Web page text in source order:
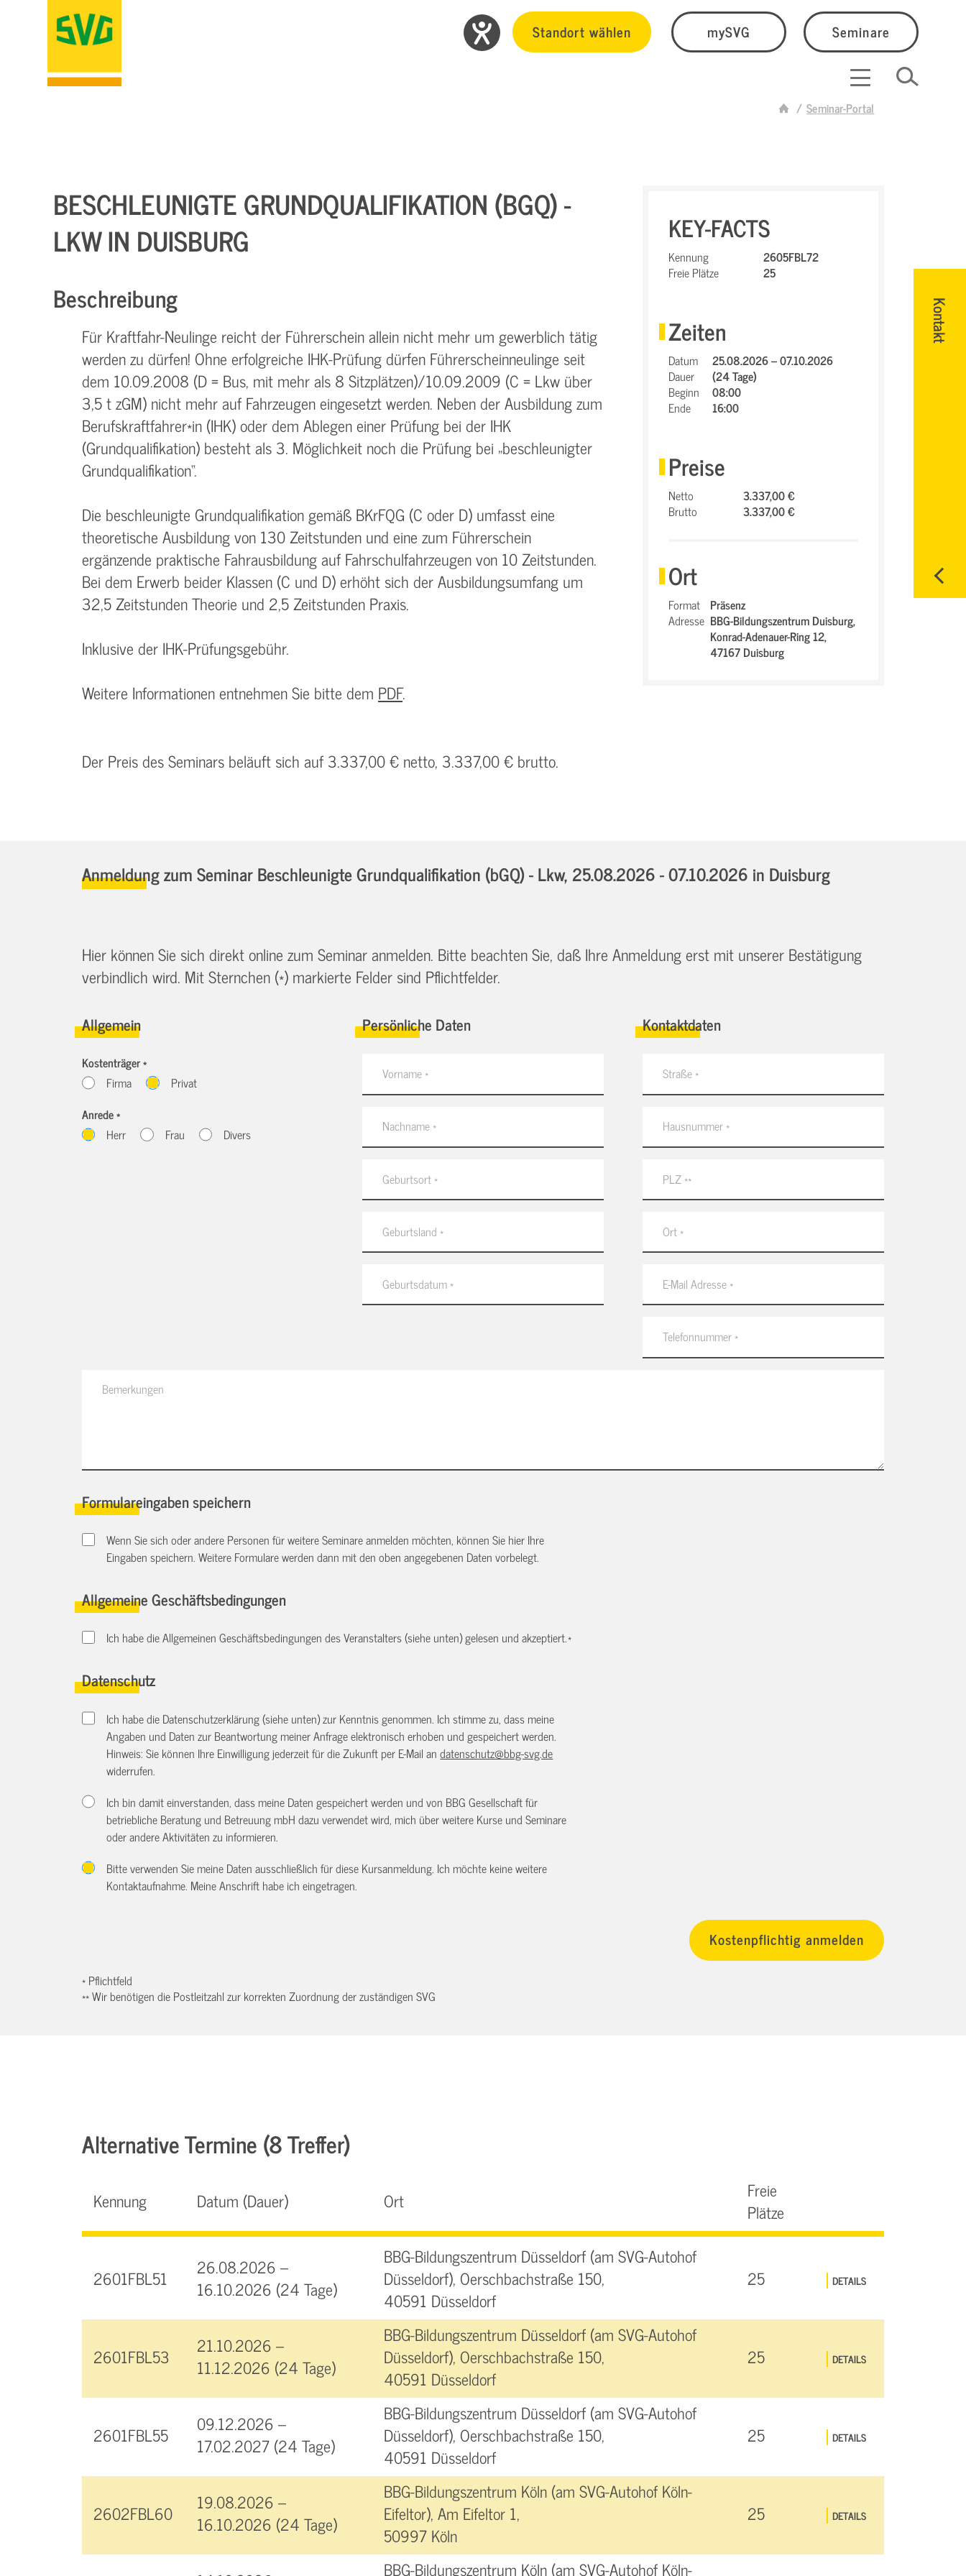
Standort wählen mySVG Seminare
Seminar-Portal
Kontakt
BESCHLEUNIGTE GRUNDQUALIFIKATION (BGQ) -
LKW IN DUISBURG
Beschreibung
Für Kraftfahr-Neulinge reicht der Führerschein allein nicht mehr um gewerblich tätig
werden zu dürfen! Ohne erfolgreiche IHK-Prüfung dürfen Führerscheinneulinge seit
dem 10.09.2008 (D = Bus, mit mehr als 8 Sitzplätzen)/10.09.2009 (C = Lkw über
3,5 t zGM) nicht mehr auf Fahrzeugen eingesetzt werden. Neben der Ausbildung zum
Berufskraftfahrer*in (IHK) oder dem Ablegen einer Prüfung bei der IHK
(Grundqualifikation) besteht als 3. Möglichkeit noch die Prüfung bei „beschleunigter
Grundqualifikation“.
Die beschleunigte Grundqualifikation gemäß BKrFQG (C oder D) umfasst eine
theoretische Ausbildung von 130 Zeitstunden und eine zum Führerschein
ergänzende praktische Fahrausbildung auf Fahrschulfahrzeugen von 10 Zeitstunden.
Bei dem Erwerb beider Klassen (C und D) erhöht sich der Ausbildungsumfang um
32,5 Zeitstunden Theorie und 2,5 Zeitstunden Praxis.
Inklusive der IHK-Prüfungsgebühr.
Weitere Informationen entnehmen Sie bitte dem PDF.
Der Preis des Seminars beläuft sich auf 3.337,00 € netto, 3.337,00 € brutto.
KEY-FACTS
Kennung
2605FBL72
Freie Plätze
25
Zeiten
Datum
25.08.2026 – 07.10.2026
Dauer
(24 Tage)
Beginn
08:00
Ende
16:00
Preise
Netto
3.337,00 €
Brutto
3.337,00 €
Ort
Format Präsenz
Adresse BBG-Bildungszentrum Duisburg,
Konrad-Adenauer-Ring 12,
47167 Duisburg
Anmeldung zum Seminar Beschleunigte Grundqualifikation (bGQ) - Lkw, 25.08.2026 - 07.10.2026 in Duisburg
Hier können Sie sich direkt online zum Seminar anmelden. Bitte beachten Sie, daß Ihre Anmeldung erst mit unserer Bestätigung
verbindlich wird. Mit Sternchen (*) markierte Felder sind Pflichtfelder.
Allgemein
Kostenträger *
Firma
Privat
Anrede *
Herr
Frau Divers
Persönliche Daten Kontaktdaten
Formulareingaben speichern
Wenn Sie sich oder andere Personen für weitere Seminare anmelden möchten, können Sie hier Ihre
Eingaben speichern. Weitere Formulare werden dann mit den oben angegebenen Daten vorbelegt.
Allgemeine Geschäftsbedingungen
Ich habe die Allgemeinen Geschäftsbedingungen des Veranstalters (siehe unten) gelesen und akzeptiert.*
Datenschutz
Ich habe die Datenschutzerklärung (siehe unten) zur Kenntnis genommen. Ich stimme zu, dass meine
Angaben und Daten zur Beantwortung meiner Anfrage elektronisch erhoben und gespeichert werden.
Hinweis: Sie können Ihre Einwilligung jederzeit für die Zukunft per E-Mail andatenschutz@bbg-svg.de
widerrufen.
Ich bin damit einverstanden, dass meine Daten gespeichert werden und von BBG Gesellschaft für
betriebliche Beratung und Betreuung mbH dazu verwendet wird, mich über weitere Kurse und Seminare
oder andere Aktivitäten zu informieren.
Bitte verwenden Sie meine Daten ausschließlich für diese Kursanmeldung. Ich möchte keine weitere
Kontaktaufnahme. Meine Anschrift habe ich eingetragen.
* Pflichtfeld
** Wir benötigen die Postleitzahl zur korrekten Zuordnung der zuständigen SVG
Alternative Termine (8 Treffer)
Kennung Datum (Dauer) Ort
Freie
Plätze
2601FBL51
26.08.2026 –
16.10.2026 (24 Tage)
BBG-Bildungszentrum Düsseldorf (am SVG-Autohof
Düsseldorf), Oerschbachstraße 150,
40591 Düsseldorf
25 DETAILS
2601FBL53
21.10.2026 –
11.12.2026 (24 Tage)
BBG-Bildungszentrum Düsseldorf (am SVG-Autohof
Düsseldorf), Oerschbachstraße 150,
40591 Düsseldorf
25 DETAILS
2601FBL55
09.12.2026 –
17.02.2027 (24 Tage)
BBG-Bildungszentrum Düsseldorf (am SVG-Autohof
Düsseldorf), Oerschbachstraße 150,
40591 Düsseldorf
25 DETAILS
2602FBL60
19.08.2026 –
16.10.2026 (24 Tage)
BBG-Bildungszentrum Köln (am SVG-Autohof Köln-
Eifeltor), Am Eifeltor 1,
50997 Köln
25 DETAILS
BBG-Bildungszentrum Köln (am SVG-Autohof Köln-